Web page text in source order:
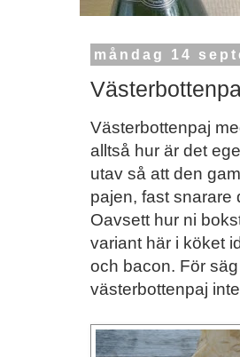
måndag 14
Västerbottenpaj
alltså hur är det
utav så att den
pajen, fast snarare
Oavsett hur ni
variant här i köket
och bacon. För
västerbottenpaj